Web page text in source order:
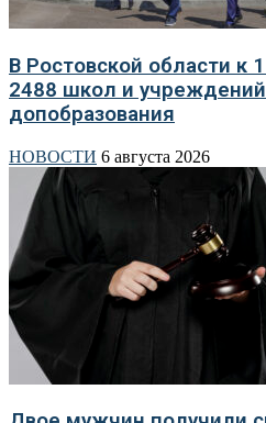
В Ростовской области к
2488 школ и
допобразования
НОВОСТИ 6 августа 2026